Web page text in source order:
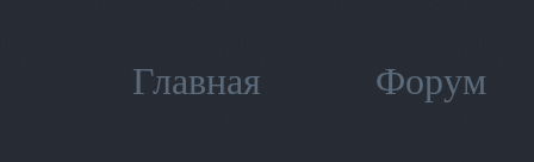
Главная Форум